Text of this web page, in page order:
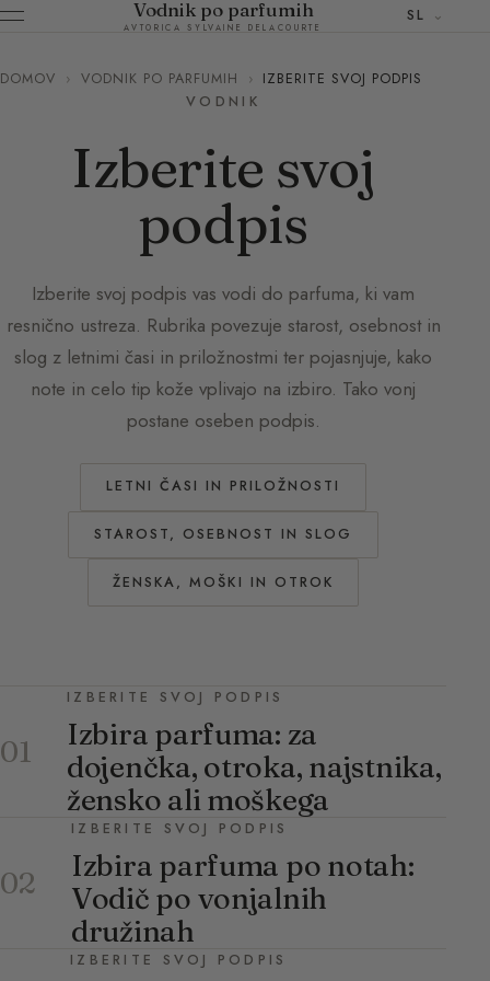
Vodnik po parfumih
AVTORICA SYLVAINE DELACOURTE
SL
DOMOV › VODNIK PO PARFUMIH › IZBERITE SVOJ PODPIS
VODNIK
Izberite svoj
podpis
Izberite svoj podpis vas vodi do parfuma, ki vam
resnično ustreza. Rubrika povezuje starost, osebnost in
slog z letnimi časi in priložnostmi ter pojasnjuje, kako
note in celo tip kože vplivajo na izbiro. Tako vonj
postane oseben podpis.
LETNI ČASI IN PRILOŽNOSTI
STAROST, OSEBNOST IN SLOG
ŽENSKA, MOŠKI IN OTROK
01
IZBERITE SVOJ PODPIS
Izbira parfuma: za
dojenčka, otroka, najstnika,
žensko ali moškega
02
IZBERITE SVOJ PODPIS
Izbira parfuma po notah:
Vodič po vonjalnih
družinah
IZBERITE SVOJ PODPIS